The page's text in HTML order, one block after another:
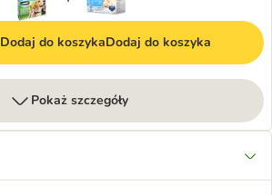
Dodaj do koszykaDodaj do koszyka
Pokaż szczegóły